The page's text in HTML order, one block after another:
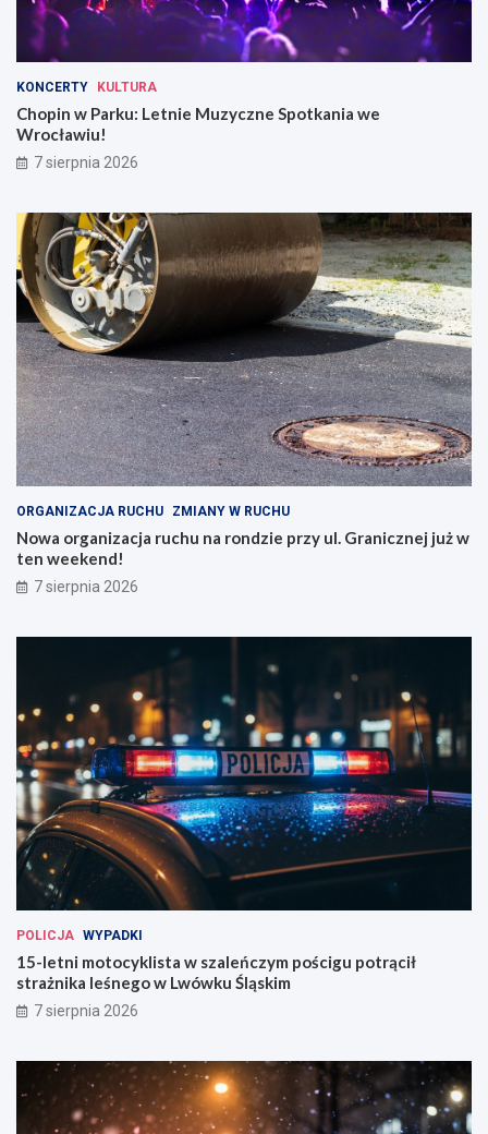
KONCERTY KULTURA
Chopin w Parku: Letnie Muzyczne Spotkania we
Wrocławiu!
7 sierpnia 2026
ORGANIZACJA RUCHU ZMIANY W RUCHU
Nowa organizacja ruchu na rondzie przy ul. Granicznej już w
ten weekend!
7 sierpnia 2026
POLICJA WYPADKI
15-letni motocyklista w szaleńczym pościgu potrącił
strażnika leśnego w Lwówku Śląskim
7 sierpnia 2026